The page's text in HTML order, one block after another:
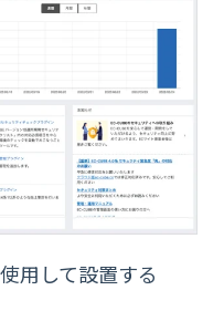
用して設置する